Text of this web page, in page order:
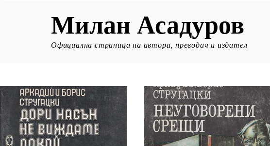
Милан Асадуров
Официална страница на автора, преводач и издател